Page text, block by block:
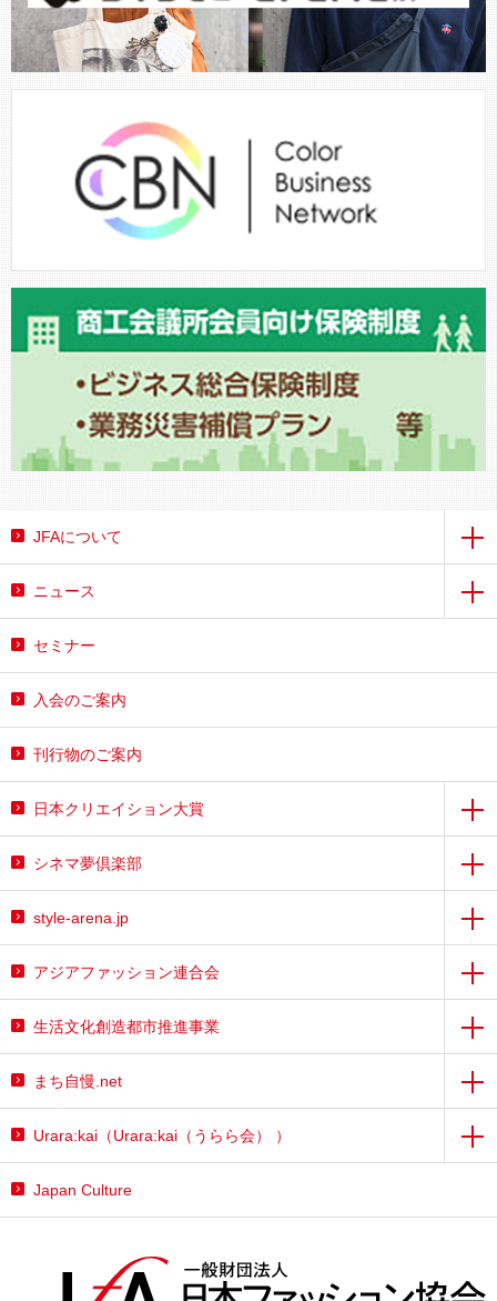
JFAについて
ニュース
セミナー
入会のご案内
刊行物のご案内
日本クリエイション大賞
シネマ夢倶楽部
style-arena.jp
アジアファッション連合会
生活文化創造都市推進事業
まち自慢.net
Urara:kai（Urara:kai（うらら会） ）
Japan Culture